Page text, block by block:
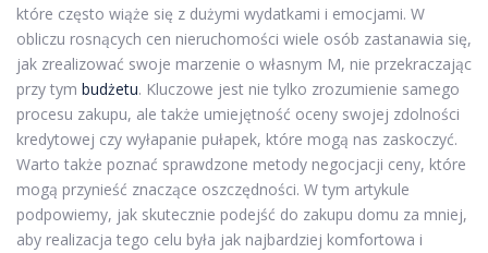
które często wiąże się z dużymi wydatkami i emocjami. W
obliczu rosnących cen nieruchomości wiele osób zastanawia się,
jak zrealizować swoje marzenie o własnym M, nie przekraczając
przy tym budżetu. Kluczowe jest nie tylko zrozumienie samego
procesu zakupu, ale także umiejętność oceny swojej zdolności
kredytowej czy wyłapanie pułapek, które mogą nas zaskoczyć.
Warto także poznać sprawdzone metody negocjacji ceny, które
mogą przynieść znaczące oszczędności. W tym artykule
podpowiemy, jak skutecznie podejść do zakupu domu za mniej,
aby realizacja tego celu była jak najbardziej komfortowa i